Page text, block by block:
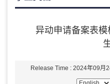
异动申请备案表
Release Time : 2024年09